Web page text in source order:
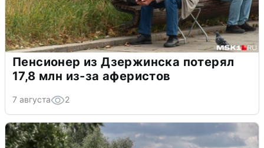
Пенсионер из Дзержинска потерял
17,8 млн из-за аферистов
7 августа 2